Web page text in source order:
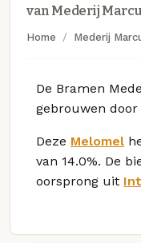
van Mederij
Home Mederij
De Bramen
gebrouwen door
Deze Melomel
van 14.0%. De
oorsprong uit